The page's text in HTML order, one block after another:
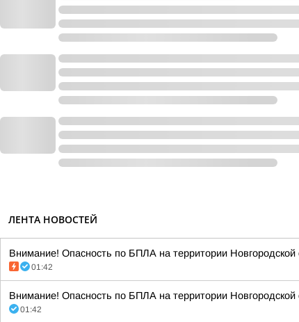
ЛЕНТА НОВОСТЕЙ
Внимание! Опасность по БПЛА на территории
01:42
Внимание! Опасность по БПЛА на территории
01:42